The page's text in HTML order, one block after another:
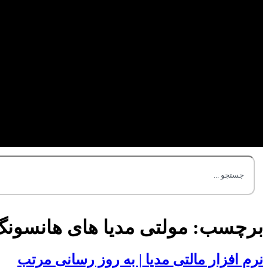
برچسب: مولتی مدیا های
نرم افزار مالتی مدیا | به روز رسانی مرتب